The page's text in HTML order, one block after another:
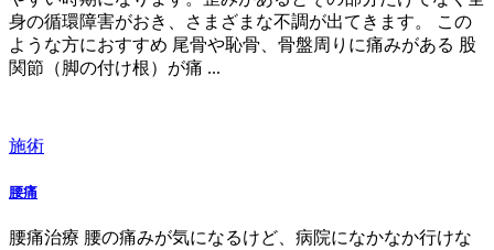
身の循環障害がおき、さまざまな不調が出てきます。 この
ような方におすすめ 尾骨や恥骨、骨盤周りに痛みがある 股
関節（脚の付け根）が痛 ...
施術
腰痛
腰痛治療 腰の痛みが気になるけど、病院になかなか行けな